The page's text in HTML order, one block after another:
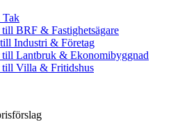
Tak
BRF & Fastighetsägare
Industri & Företag
till Lantbruk & Ekonomibyggnad
till Villa & Fritidshus